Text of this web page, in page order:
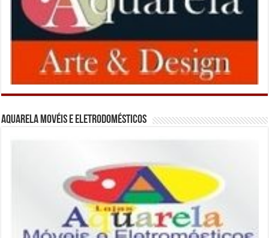
Aquarela Movéis e Eletrodomésticos